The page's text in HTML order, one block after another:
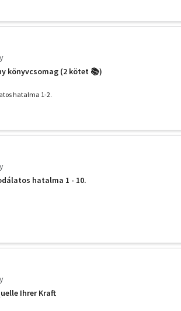
könyvcsomag (2 kötet 📚)
hatalma 1-2.
hatalma 1 - 10.
Ihrer Kraft